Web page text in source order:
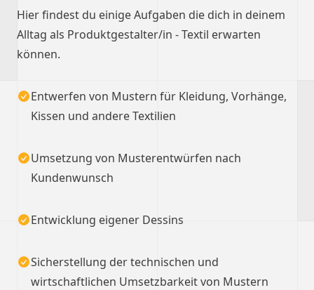
Hier findest du einige Aufgaben die dich in deinem
Alltag als Produktgestalter/in ‐ Textil erwarten
können.
Entwerfen von Mustern für Kleidung, Vorhänge,
Kissen und andere Textilien
Umsetzung von Musterentwürfen nach
Kundenwunsch
Entwicklung eigener Dessins
Sicherstellung der technischen und
wirtschaftlichen Umsetzbarkeit von Mustern